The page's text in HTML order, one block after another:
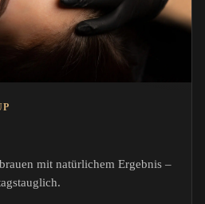
mit natürlichem Ergebnis –